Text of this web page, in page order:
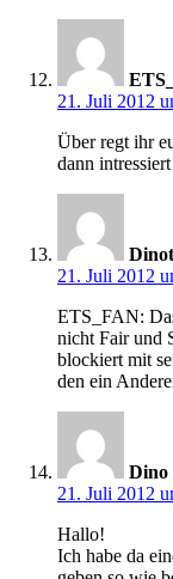
21. Juli 2012
Über regt ihr
dann
21. Juli 2012
ETS_FAN:
nicht Fair und
blockiert mit
den ein
Dino
21. Juli 2012
Hallo!
Ich habe da